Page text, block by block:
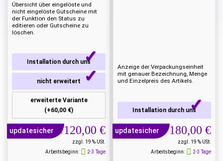
Übersicht über eingelöste und
nicht eingelöste Gutscheine mit
der Funktion den Status zu
editieren oder Gutscheine zu
löschen.
Installation durch uns
nicht erweitert
erweiterte Variante
(+60,00 €)
updatesicher ab120,00 €
zzgl. 19 % USt.
Arbeitsbeginn:
2-3 Tage
Anzeige der Verpackungseinheit
mit genauer Bezeichnung, Menge
und Einzelpreis des Artikels.
Installation durch uns
updatesicher 180,00 €
zzgl. 19 % USt.
Arbeitsbeginn:
2-3 Tage